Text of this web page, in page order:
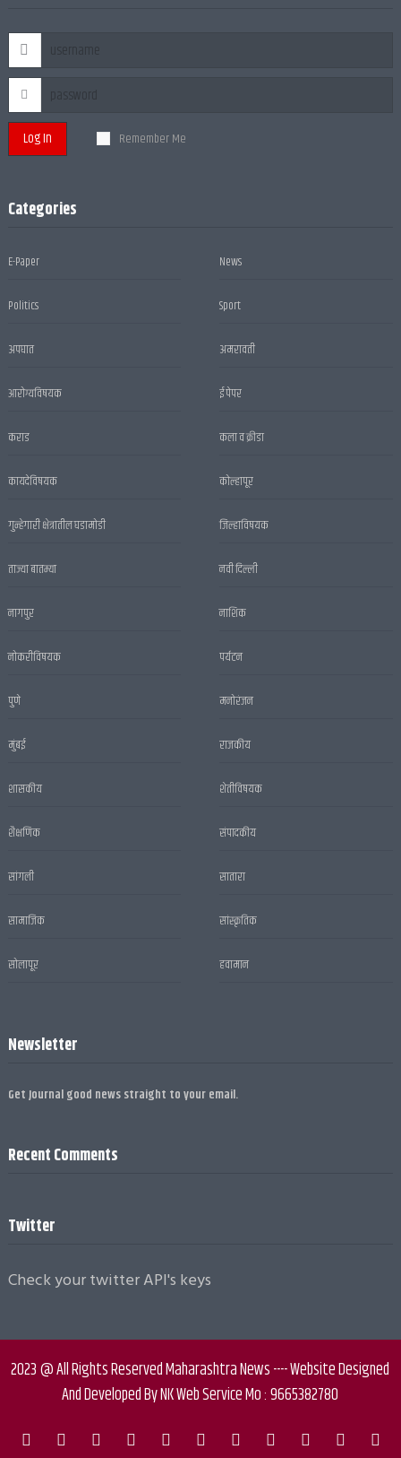
Log In Remember Me
Categories
E-Paper News
Politics Sport
अपघात अमरावती
आरोग्यविषयक ई पेपर
कराड कला व क्रीडा
कायदेविषयक कोल्हापूर
गुन्हेगारी क्षेत्रातील घडामोडी जिल्हाविषयक
ताज्या बातम्या नवी दिल्ली
नागपुर नाशिक
नोकरीविषयक पर्यटन
पुणे मनोरंजन
मुंबई राजकीय
शासकीय शेतीविषयक
शैक्षणिक संपादकीय
सांगली सातारा
सामाजिक सांस्कृतिक
सोलापूर हवामान
Newsletter
Get Journal good news straight to your email.
Recent Comments
Twitter
Check your twitter API's keys
2023 @ All Rights Reserved Maharashtra News ---- Website Designed
And Developed By NK Web Service Mo : 9665382780